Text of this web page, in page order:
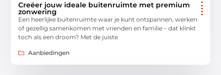
Creëer jouw ideale buitenruimte met premium
zonwering
Een heerlijke buitenruimte waar je kunt ontspannen, werken
of gezellig samenkomen met vrienden en familie – dat klinkt
toch als een droom? Met de juiste
Aanbiedingen